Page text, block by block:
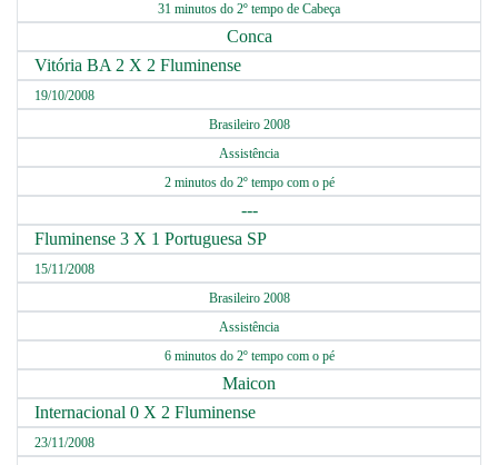
31 minutos do 2º tempo de Cabeça
Conca
Vitória BA 2 X 2 Fluminense
19/10/2008
Brasileiro 2008
Assistência
2 minutos do 2º tempo com o pé
---
Fluminense 3 X 1 Portuguesa SP
15/11/2008
Brasileiro 2008
Assistência
6 minutos do 2º tempo com o pé
Maicon
Internacional 0 X 2 Fluminense
23/11/2008